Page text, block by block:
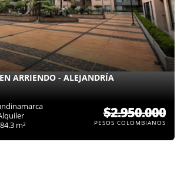
ARRIENDO - ALEJANDRÍA
m²
$2.950.000
PESOS COLOMBIANOS